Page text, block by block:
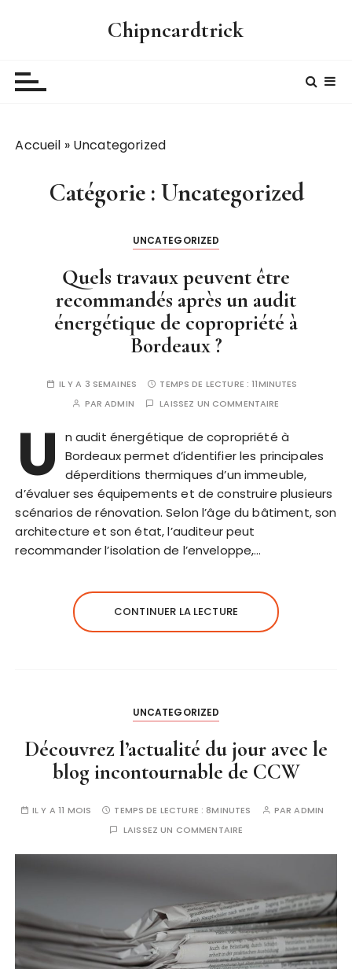
Chipncardtrick
Accueil » Uncategorized
Catégorie : Uncategorized
UNCATEGORIZED
Quels travaux peuvent être
recommandés après un audit
énergétique de copropriété à
Bordeaux ?
IL Y A 3 SEMAINES TEMPS DE LECTURE :11MINUTES
PARADMIN LAISSEZ UN COMMENTAIRE
U
n audit énergétique de copropriété à
Bordeaux permet d’identifier les principales
déperditions thermiques d’un immeuble,
d’évaluer ses équipements et de construire plusieurs
scénarios de rénovation. Selon l’âge du bâtiment, son
architecture et son état, l’auditeur peut
recommander l’isolation de l’enveloppe,…
CONTINUER LA LECTURE
UNCATEGORIZED
Découvrez l’actualité du jour avec le
blog incontournable de CCW
IL Y A 11 MOIS TEMPS DE LECTURE :8MINUTES PARADMIN
LAISSEZ UN COMMENTAIRE